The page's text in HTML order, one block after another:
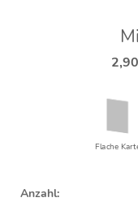
Flache
Anzahl: